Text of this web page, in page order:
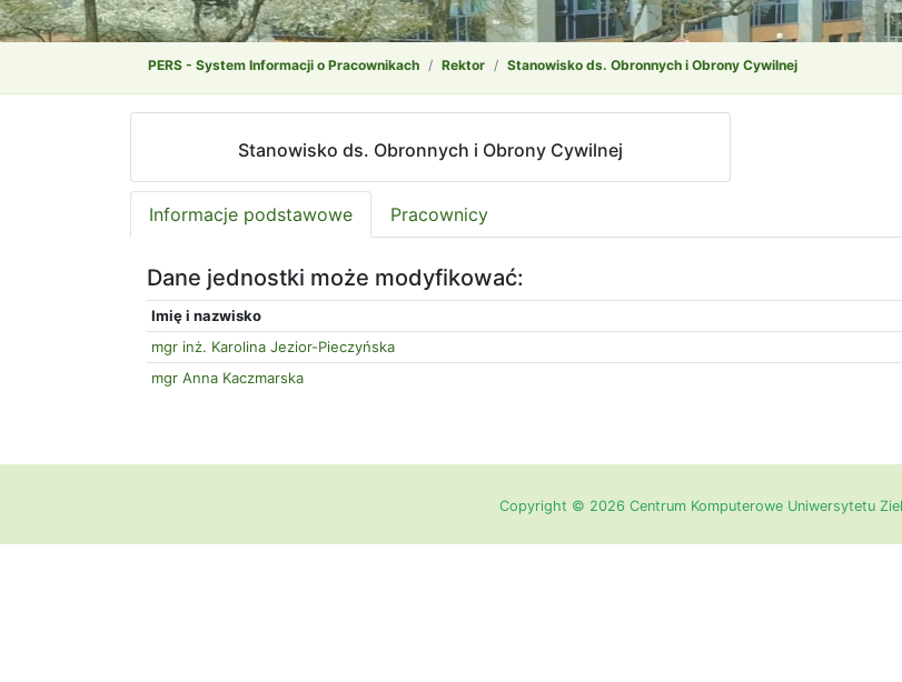
PERS - System Informacji o Pracownikach Rektor Stanowisko ds. Obronnych i Obrony Cywilnej
Stanowisko ds. Obronnych i Obrony Cywilnej
Informacje podstawowe Pracownicy
Dane jednostki może modyfikować:
Imię i nazwisko
mgr inż. Karolina Jezior-Pieczyńska
mgr Anna Kaczmarska
Copyright © 2026 Centrum Komputerowe Uniwersytetu